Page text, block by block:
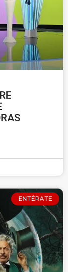
ENTÉRATE